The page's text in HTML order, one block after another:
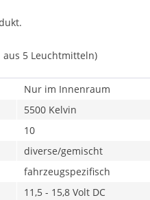
aus 5 Leuchtmitteln)
Nur im Innenraum
5500 Kelvin
10
diverse/gemischt
fahrzeugspezifisch
11,5 - 15,8 Volt DC